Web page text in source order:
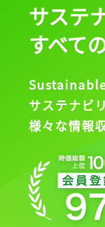
サステ
すべて
サステナビ
様々な情報